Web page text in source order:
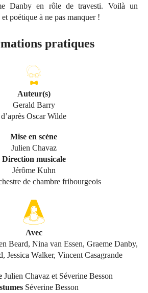
Danby en rôle de travesti. Voilà un
poétique à ne pas manquer !
pratiques
Auteur(s)
Gerald Barry
d’après Oscar Wilde
Mise en scène
Julien Chavaz
Direction musicale
Jérôme Kuhn
de chambre fribourgeois
Avec
Beard, Nina van Essen, Graeme Danby,
Jessica Walker, Vincent Casagrande
Julien Chavaz et Séverine Besson
Séverine Besson